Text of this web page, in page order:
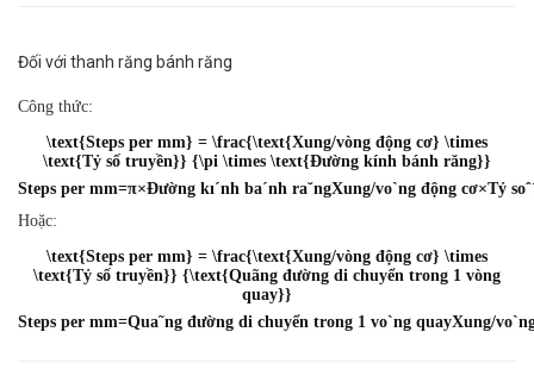
Đối với thanh răng bánh răng
Công thức:
\text{Steps per mm} = \frac{\text{Xung/vòng động cơ} \times
\text{Tỷ số truyền}} {\pi \times \text{Đường kính bánh răng}}
Steps per mm=π×Đường kıˊnh baˊnh ra˘ngXung/voˋng động cơ×Tỷ soˆ
Hoặc:
\text{Steps per mm} = \frac{\text{Xung/vòng động cơ} \times
\text{Tỷ số truyền}} {\text{Quãng đường di chuyển trong 1 vòng
quay}}
Steps per mm=Qua˜ng đường di chuyển trong 1 voˋng quayXung/voˋ